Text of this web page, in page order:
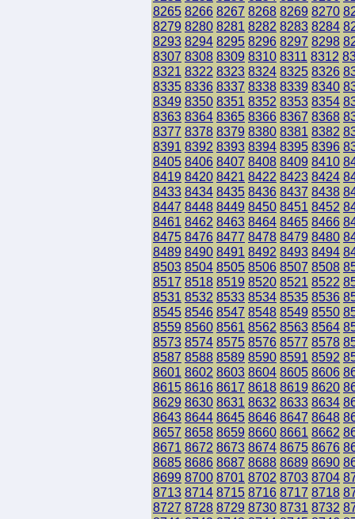
8265 8266 8267 8268 8269 8270
8279 8280 8281 8282 8283 8284
8293 8294 8295 8296 8297 8298
8307 8308 8309 8310 8311 8312
8321 8322 8323 8324 8325 8326
8335 8336 8337 8338 8339 8340
8349 8350 8351 8352 8353 8354
8363 8364 8365 8366 8367 8368
8377 8378 8379 8380 8381 8382
8391 8392 8393 8394 8395 8396
8405 8406 8407 8408 8409 8410
8419 8420 8421 8422 8423 8424
8433 8434 8435 8436 8437 8438
8447 8448 8449 8450 8451 8452
8461 8462 8463 8464 8465 8466
8475 8476 8477 8478 8479 8480
8489 8490 8491 8492 8493 8494
8503 8504 8505 8506 8507 8508
8517 8518 8519 8520 8521 8522
8531 8532 8533 8534 8535 8536
8545 8546 8547 8548 8549 8550
8559 8560 8561 8562 8563 8564
8573 8574 8575 8576 8577 8578
8587 8588 8589 8590 8591 8592
8601 8602 8603 8604 8605 8606
8615 8616 8617 8618 8619 8620
8629 8630 8631 8632 8633 8634
8643 8644 8645 8646 8647 8648
8657 8658 8659 8660 8661 8662
8671 8672 8673 8674 8675 8676
8685 8686 8687 8688 8689 8690
8699 8700 8701 8702 8703 8704
8713 8714 8715 8716 8717 8718
8727 8728 8729 8730 8731 8732